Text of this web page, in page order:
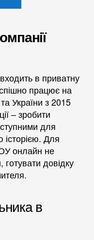
в приватну
працює на
України з 2015
– зробити
для
Для
онлайн не
готувати довідку
в